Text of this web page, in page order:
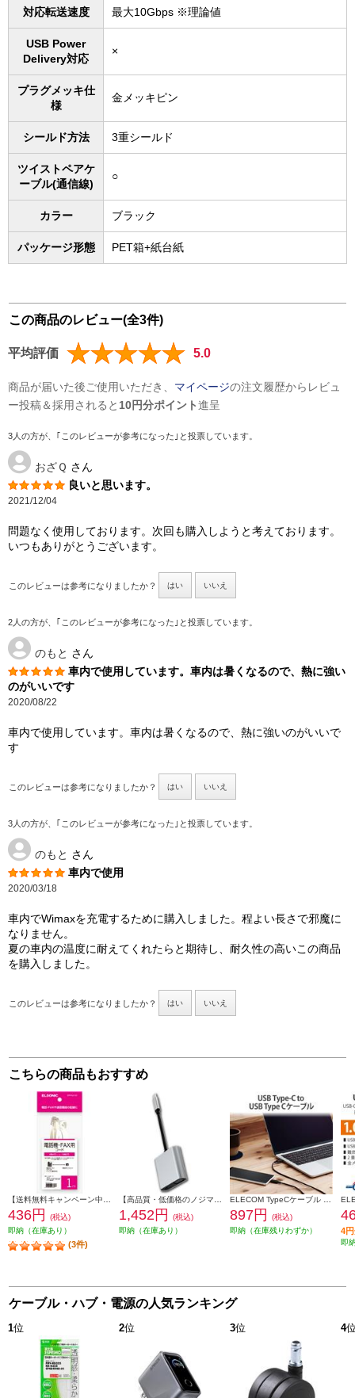
対応転送速度 最大10Gbps ※理論値
USB Power
Delivery対応
×
プラグメッキ仕
様
金メッキピン
シールド方法 3重シールド
ツイストペアケ
ーブル(通信線)
○
カラー ブラック
パッケージ形態 PET箱+紙台紙
この商品のレビュー(全3件)
平均評価 5.0
商品が届いた後ご使用いただき、 マイページの注文履歴からレビュ
ー投稿＆採用されると 10円分ポイント進呈
3人の方が、｢このレビューが参考になった｣と投票しています。
おざＱ さん
良いと思います。
2021/12/04
問題なく使用しております。次回も購入しようと考えております。
いつもありがとうございます。
このレビューは参考になりましたか？ はい いいえ
2人の方が、｢このレビューが参考になった｣と投票しています。
のもと さん
車内で使用しています。車内は暑くなるので、熱に強い
のがいいです
2020/08/22
車内で使用しています。車内は暑くなるので、熱に強いのがいいで
す
このレビューは参考になりましたか？ はい いいえ
3人の方が、｢このレビューが参考になった｣と投票しています。
のもと さん
車内で使用
2020/03/18
車内でWimaxを充電するために購入しました。程よい長さで邪魔に
なりません。
夏の車内の温度に耐えてくれたらと期待し、耐久性の高いこの商品
を購入しました。
このレビューは参考になりましたか？ はい いいえ
こちらの商品もおすすめ
436円
(税込)
即納（在庫あり）
(3件)
1,452円
(税込)
即納（在庫あり）
897円
(税込)
即納（在庫残りわずか）
4
即
ケーブル・ハブ・電源の人気ランキング
1位 2位 3位 4